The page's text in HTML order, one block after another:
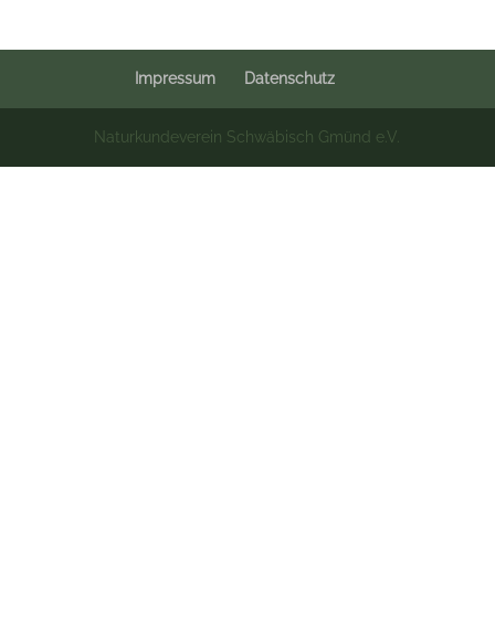
Impressum Datenschutz
Naturkundeverein Schwäbisch Gmünd e.V.